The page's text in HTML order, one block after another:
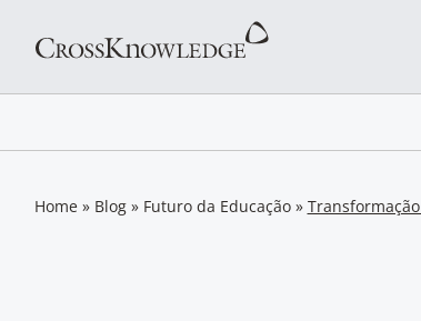
Home» Blog» Futuro da Educação»